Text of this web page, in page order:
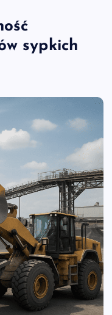
sypkich